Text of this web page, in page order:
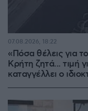
«Πόσα θέλεις για
Κρήτη ζητά... τιμή
καταγγέλλει ο
07.08.2026, 18:22